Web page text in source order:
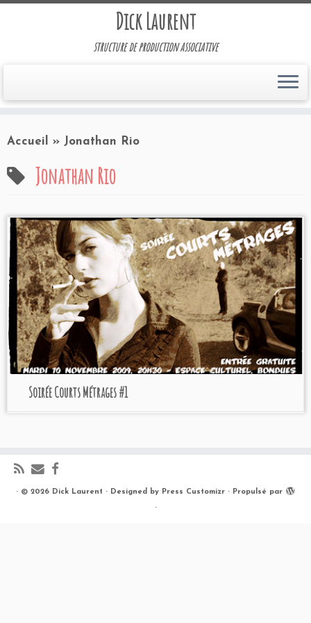
Dick Laurent
structure de production associative
Accueil » Jonathan Rio
Jonathan Rio
Soirée Courts Métrages #1
· © 2026 Dick Laurent · Designed by Press Customizr · Propulsé par
·